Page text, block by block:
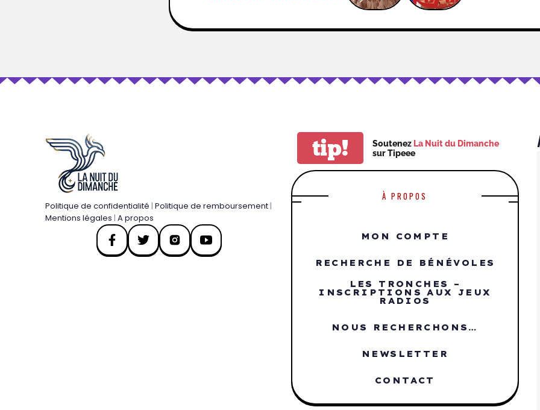
Politique de confidentialité | Politique de remboursement|
Mentions légales | A propos
tip! Soutenez La Nuit du Dimanche
sur Tipeee
À PROPOS
MON COMPTE
RECHERCHE DE BÉNÉVOLES
LES TRONCHES –
INSCRIPTIONS AUX JEUX
RADIOS
NOUS RECHERCHONS…
NEWSLETTER
CONTACT